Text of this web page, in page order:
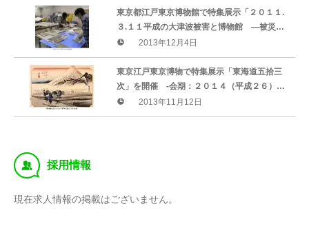
東京都江戸東京博物館で特集展示「２０１１.
３.１１平成の大津波被害と博物館 ―被災資
料の再生をめざして―」開催 -会期２０１４
年２月８日（土）～３月２３日（日）
2013年12月4日
東京江戸東京博物で特集展示「東海道五拾三
次」を開催 -会期：２０１４（平成２６）年
１月２日～２月２日
2013年11月12日
‰ 採用情報
現在求人情報の掲載はございません。